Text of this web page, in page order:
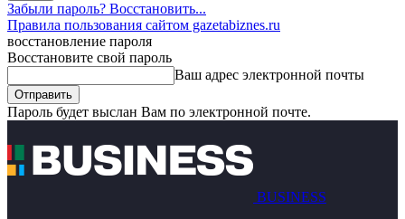
Забыли пароль? Восстановить...
Правила пользования сайтом gazetabiznes.ru
восстановление пароля
Восстановите свой пароль
Ваш адрес электронной почты
Пароль будет выслан Вам по электронной почте.
BUSINESS